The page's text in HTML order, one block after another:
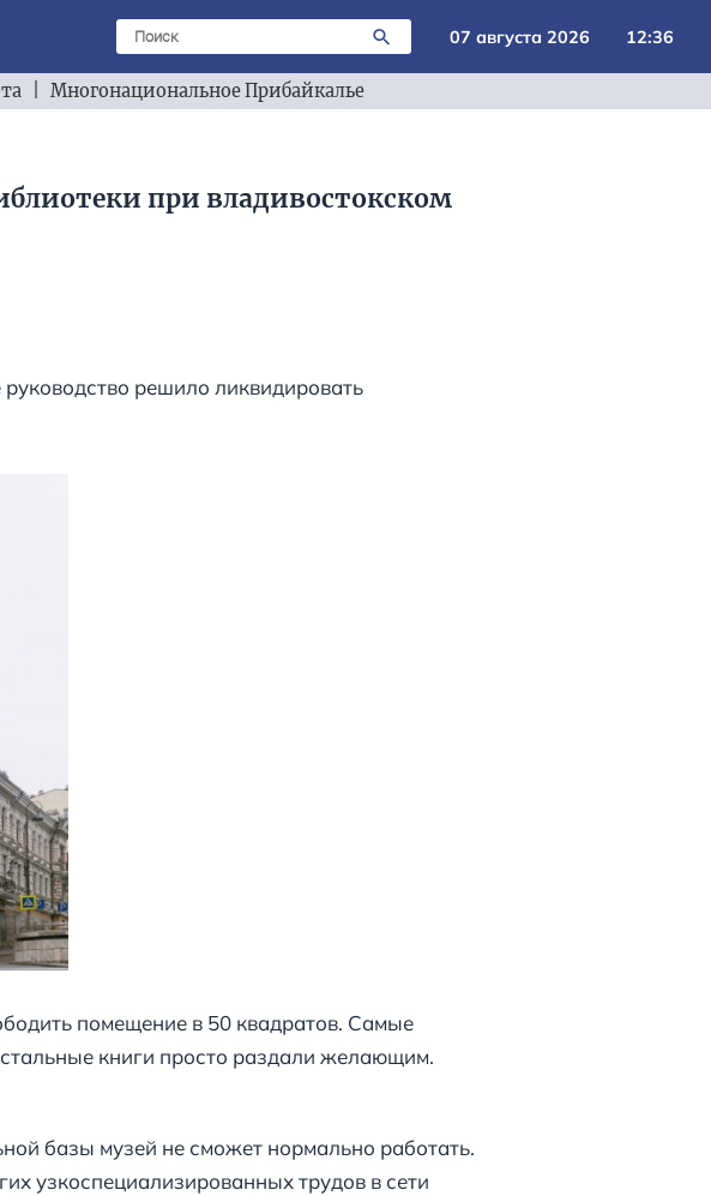
07 августа 2026 12:36
Многонациональное Прибайкалье
при владивостокском
решило ликвидировать
помещение в 50 квадратов. Самые
книги просто раздали желающим.
базы музей не сможет нормально работать.
узкоспециализированных трудов в сети